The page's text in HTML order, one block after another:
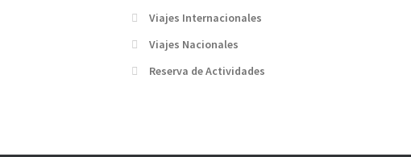
Viajes Internacionales
Viajes Nacionales
Reserva de Actividades